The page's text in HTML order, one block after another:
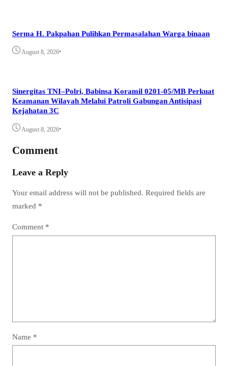
Serma H. Pakpahan Pulihkan Permasalahan Warga binaan
August 8, 2026•
Sinergitas TNI–Polri, Babinsa Koramil 0201-05/MB Perkuat
Keamanan Wilayah Melalui Patroli Gabungan Antisipasi
Kejahatan 3C
August 8, 2026•
Comment
Leave a Reply
Your email address will not be published. Required fields are
marked *
Comment *
Name *